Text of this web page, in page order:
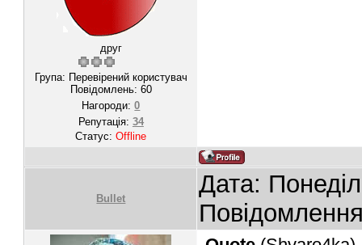
друг
Група: Перевірений користувач
Повідомлень: 60
Нагороди:0
Репутація: 34
Статус:Offline
Bullet
Дата: